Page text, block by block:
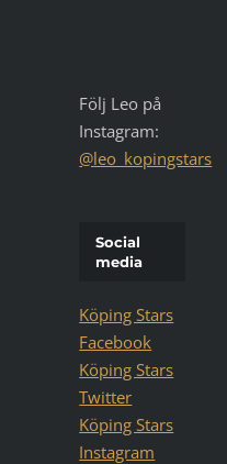
Följ Leo på
Instagram:
@leo_kopingstars
Social
media
Köping Stars
Facebook
Köping Stars
Twitter
Köping Stars
Instagram